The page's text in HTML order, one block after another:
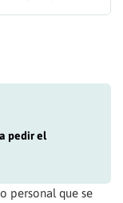
pedir el
personal que se